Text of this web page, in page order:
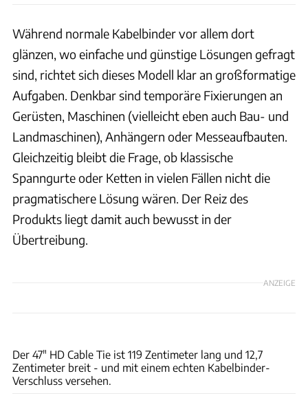
Während normale Kabelbinder vor allem dort
glänzen, wo einfache und günstige Lösungen gefragt
sind, richtet sich dieses Modell klar an großformatige
Aufgaben. Denkbar sind temporäre Fixierungen an
Gerüsten, Maschinen (vielleicht eben auch Bau- und
Landmaschinen), Anhängern oder Messeaufbauten.
Gleichzeitig bleibt die Frage, ob klassische
Spanngurte oder Ketten in vielen Fällen nicht die
pragmatischere Lösung wären. Der Reiz des
Produkts liegt damit auch bewusst in der
Übertreibung.
ANZEIGE
Der 47" HD Cable Tie ist 119 Zentimeter lang und 12,7
Zentimeter breit - und mit einem echten Kabelbinder-
Verschluss versehen.